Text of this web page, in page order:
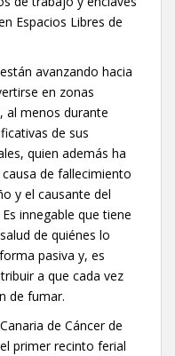
Espacios Libres de
avanzando hacia
en zonas
al menos durante
de sus
quien además ha
de fallecimiento
y el causante del
innegable que tiene
de quiénes lo
pasiva y, es
a que cada vez
de fumar.
de Cáncer de
primer recinto ferial